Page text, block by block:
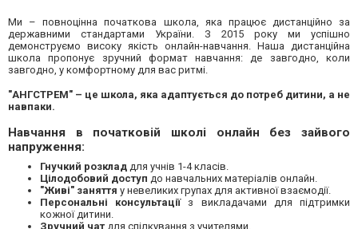
Ми – повноцінна початкова школа, яка працює дистанційно за
державними стандартами України. З 2015 року ми успішно
демонструємо високу якість онлайн-навчання. Наша дистанційна
школа пропонує зручний формат навчання: де завгодно, коли
завгодно, у комфортному для вас ритмі.
"АНГСТРЕМ" – це школа, яка адаптується до потреб дитини, а не
навпаки.
Навчання в початковій школі онлайн без зайвого
напруження:
Гнучкий розклад для учнів 1-4 класів.
Цілодобовий доступ до навчальних матеріалів онлайн.
"Живі" заняття у невеликих групах для активної взаємодії.
Персональні консультаціїз викладачами для підтримки
кожної дитини.
Зручний чат для спілкування з учителями.